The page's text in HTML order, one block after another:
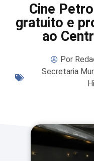
Cine
gratuito e
ao
Por
Secretaria